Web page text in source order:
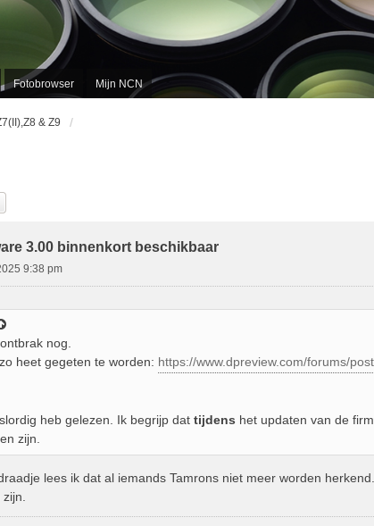
Fotobrowser Mijn NCN
& Z9
3.00 binnenkort beschikbaar
9:38 pm
nog.
heet gegeten te worden: https://www.dpreview.com/forums/
heb gelezen. Ik begrijp dat tijdens het updaten van de
zijn.
lees ik dat al iemands Tamrons niet meer worden